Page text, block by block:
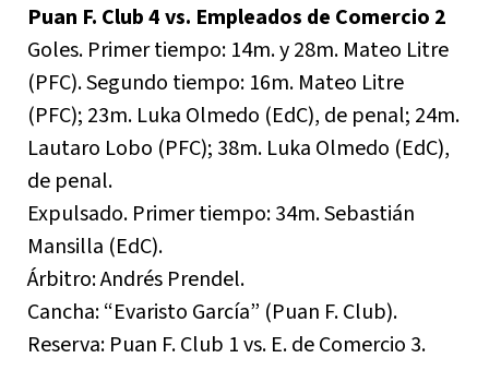
Puan F. Club 4 vs. Empleados de Comercio 2
Goles. Primer tiempo: 14m. y 28m. Mateo Litre
(PFC). Segundo tiempo: 16m. Mateo Litre
(PFC); 23m. Luka Olmedo (EdC), de penal; 24m.
Lautaro Lobo (PFC); 38m. Luka Olmedo (EdC),
de penal.
Expulsado. Primer tiempo: 34m. Sebastián
Mansilla (EdC).
Árbitro: Andrés Prendel.
Cancha: “Evaristo García” (Puan F. Club).
Reserva: Puan F. Club 1 vs. E. de Comercio 3.